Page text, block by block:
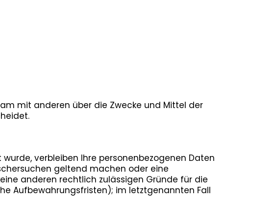
mit anderen über die Zwecke und Mittel der
verbleiben Ihre personenbezogenen Daten
geltend machen oder eine
anderen rechtlich zulässigen Gründe für die
Aufbewahrungsfristen); im letztgenannten Fall